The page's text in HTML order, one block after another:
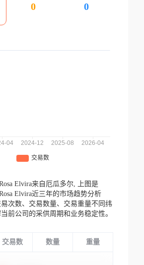
0 0
Elvira来自厄瓜多尔,
上图是
Elvira近三年的市场趋势分析
次数、交易数量、交易重量不同纬
前公司的采供周期和业务稳定性。
交易数 数量 重量